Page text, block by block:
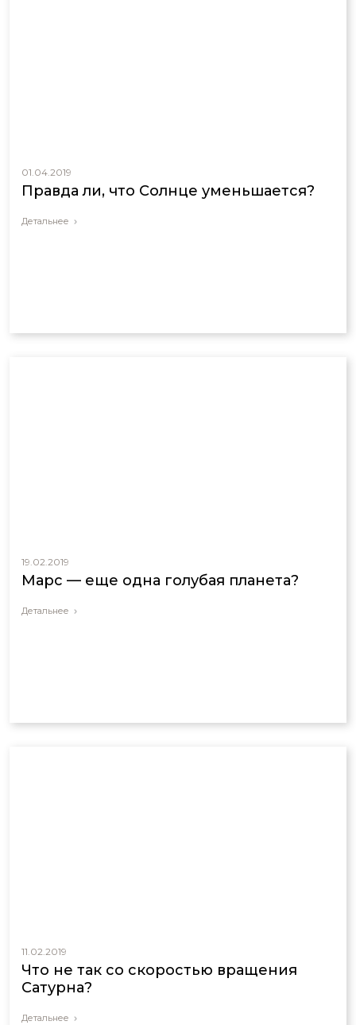
01.04.2019
Правда ли, что Солнце уменьшается?
Детальнее
19.02.2019
Марс — еще одна голубая планета?
Детальнее
11.02.2019
Что не так со скоростью вращения
Сатурна?
Детальнее